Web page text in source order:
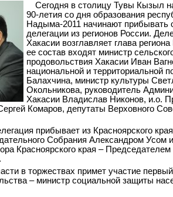
Сегодня в столицу Тувы Кызыл
90-летия со дня образования
Надыма-2011 начинают прибывать
делегации из регионов России.
Хакасии возглавляет глава
ее состав входят министр
продовольствия Хакасии Иван
национальной и территориальной
Балахчина, министр культуры
Окольникова, руководитель
Хакасии Владислав Никонов, и.о.
Комаров, депутаты Верховного
прибывает из Красноярского
Собрания Александром Усом
Красноярского края –
в торжествах примет участие
– министр социальной защиты